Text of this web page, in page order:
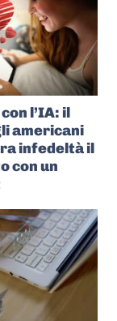
l’IA: il
americani
infedeltà il
con un